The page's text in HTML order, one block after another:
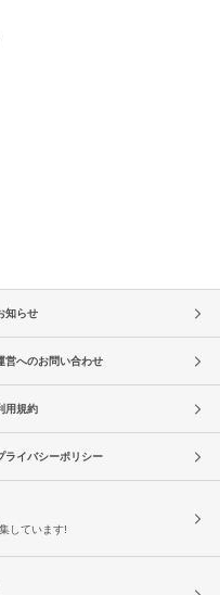
知らせ
営へのお問い合わせ
用規約
ライバシーポリシー
しています!